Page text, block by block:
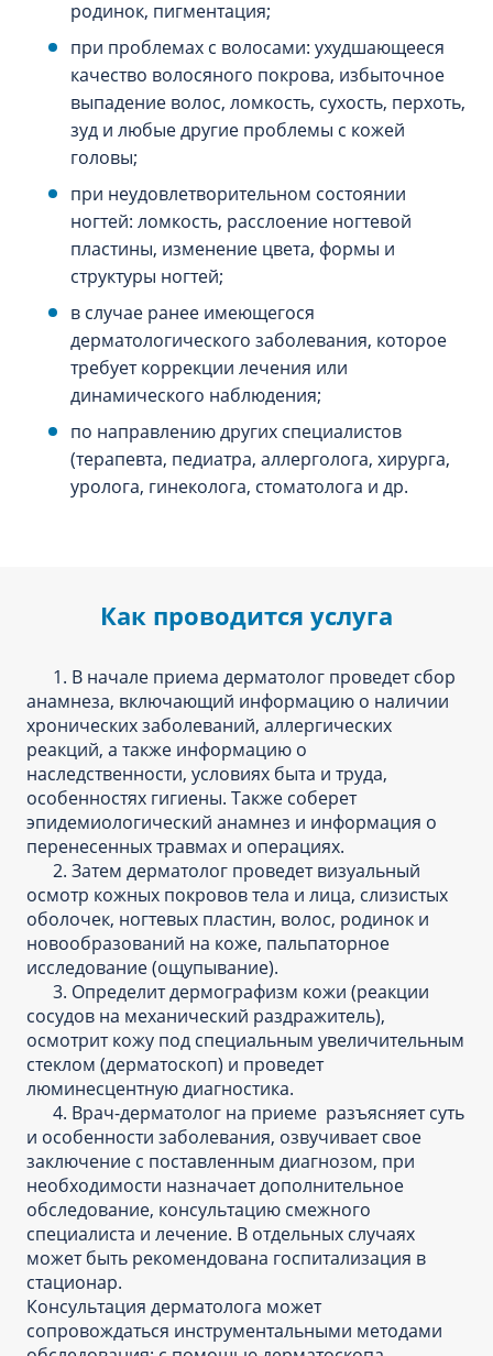
родинок, пигментация;
при проблемах с волосами: ухудшающееся
качество волосяного покрова, избыточное
выпадение волос, ломкость, сухость, перхоть,
зуд и любые другие проблемы с кожей
головы;
при неудовлетворительном состоянии
ногтей: ломкость, расслоение ногтевой
пластины, изменение цвета, формы и
структуры ногтей;
в случае ранее имеющегося
дерматологического заболевания, которое
требует коррекции лечения или
динамического наблюдения;
по направлению других специалистов
(терапевта, педиатра, аллерголога, хирурга,
уролога, гинеколога, стоматолога и др.
Как проводится услуга
1. В начале приема дерматолог проведет сбор
анамнеза, включающий информацию о наличии
хронических заболеваний, аллергических
реакций, а также информацию о
наследственности, условиях быта и труда,
особенностях гигиены. Также соберет
эпидемиологический анамнез и информация о
перенесенных травмах и операциях.
2. Затем дерматолог проведет визуальный
осмотр кожных покровов тела и лица, слизистых
оболочек, ногтевых пластин, волос, родинок и
новообразований на коже, пальпаторное
исследование (ощупывание).
3. Определит дермографизм кожи (реакции
сосудов на механический раздражитель),
осмотрит кожу под специальным увеличительным
стеклом (дерматоскоп) и проведет
люминесцентную диагностика.
4. Врач-дерматолог на приеме разъясняет суть
и особенности заболевания, озвучивает свое
заключение с поставленным диагнозом, при
необходимости назначает дополнительное
обследование, консультацию смежного
специалиста и лечение. В отдельных случаях
может быть рекомендована госпитализация в
стационар.
Консультация дерматолога может
сопровождаться инструментальными методами